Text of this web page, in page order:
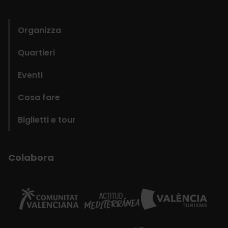
Organizza
Quartieri
Eventi
Cosa fare
Biglietti e tour
Colabora